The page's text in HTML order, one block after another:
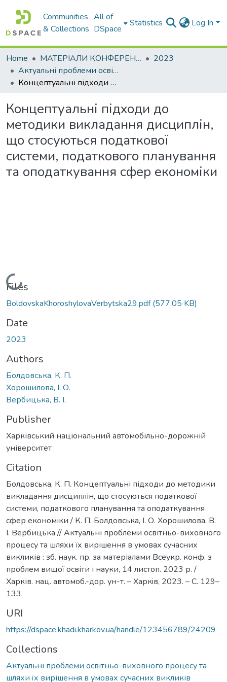
Communities
& Collections
All of
DSpace
Statistics Log In
Home МАТЕРІАЛИ КОНФЕРЕНЦІЙ
2023
Актуальні проблеми освітньо-виховного процесу та шляхи їх вирішення в умовах сучасних викликів
Концептуальні підходи до методики викладання дисциплін, що стосуються податкової системи, податкового планування та оподаткування сфер економіки
Концептуальні підходи до
методики викладання дисциплін,
що стосуються податкової
системи, податкового планування
та оподаткування сфер економіки
Loading...
Files
BoldovskaKhoroshylovaVerbytska29.pdf(577.05 KB)
Date
2023
Authors
Болдовська, К. П.
Хорошилова, І. О.
Вербицька, В. І.
Publisher
Харківський національний автомобільно-дорожній
університет
Citation
Болдовська, К. П. Концептуальні підходи до методики
викладання дисциплін, що стосуються податкової
системи, податкового планування та оподаткування
сфер економіки / К. П. Болдовська, І. О. Хорошилова, В.
І. Вербицька // Актуальні проблеми освітньо-виховного
процесу та шляхи їх вирішення в умовах сучасних
викликів : зб. наук. пр. за матеріалами Всеукр. конф. з
проблем вищої освіти і науки, 14 листоп. 2023 р. /
Харків. нац. автомоб.-дор. ун-т. – Харкiв, 2023. – С. 129–
133.
URI
https://dspace.khadi.kharkov.ua/handle/123456789/24209
Collections
Актуальні проблеми освітньо-виховного процесу та
шляхи їх вирішення в умовах сучасних викликів